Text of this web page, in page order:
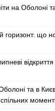
на Оболоні
горизонт: що
та в